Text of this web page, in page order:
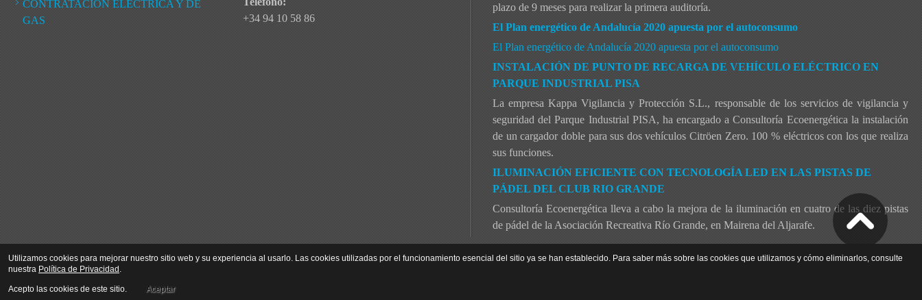
CONTRATACIÓN ELÉCTRICA Y DE
GAS
+34 94 10 58 86
plazo de 9 meses para realizar la primera auditoría.
El Plan energético de Andalucía 2020 apuesta por el autoconsumo
El Plan energético de Andalucía 2020 apuesta por el autoconsumo
INSTALACIÓN DE PUNTO DE RECARGA DE VEHÍCULO ELÉCTRICO EN
PARQUE INDUSTRIAL PISA
La empresa Kappa Vigilancia y Protección S.L., responsable de los servicios de vigilancia y
seguridad del Parque Industrial PISA, ha encargado a Consultoría Ecoenergética la instalación
de un cargador doble para sus dos vehículos Citröen Zero. 100 % eléctricos con los que realiza
sus funciones.
ILUMINACIÓN EFICIENTE CON TECNOLOGÍA LED EN LAS PISTAS DE
PÁDEL DEL CLUB RIO GRANDE
Consultoría Ecoenergética lleva a cabo la mejora de la iluminación en cuatro de las diez pistas
de pádel de la Asociación Recreativa Río Grande, en Mairena del Aljarafe.
Utilizamos cookies para mejorar nuestro sitio web y su experiencia al usarlo. Las cookies utilizadas por el funcionamiento esencial del sitio ya se han establecido. Para saber más sobre las cookies que utilizamos y cómo eliminarlos, consulte
nuestra Política de Privacidad .
Acepto las cookies de este sitio. Aceptar